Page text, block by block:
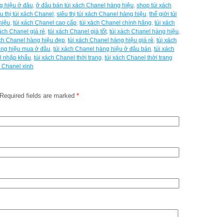
hiệu ở đâu, ở đâu bán túi xách Chanel hàng hiệu, shop túi xách
thị túi xách Chanel , siêu thị túi xách Chanel hàng hiệu, thế giới túi
, túi xách Chanel cao cấp, túi xách Chanel chính hãng, túi xách
Chanel giá rẻ, túi xách Chanel giá tốt, túi xách Chanel hàng hiệu,
Chanel hàng hiệu đẹp, túi xách Chanel hàng hiệu giá rẻ, túi xách
hiệu mua ở đâu, túi xách Chanel hàng hiệu ở đâu bán, túi xách
nhập khẩu, túi xách Chanel thời trang, túi xách Chanel thời trang
Chanel xinh
fields are marked *